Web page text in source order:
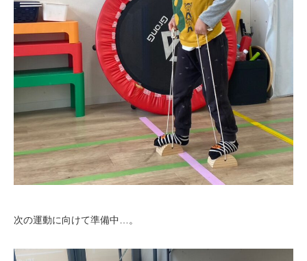
次の運動に向けて準備中…。